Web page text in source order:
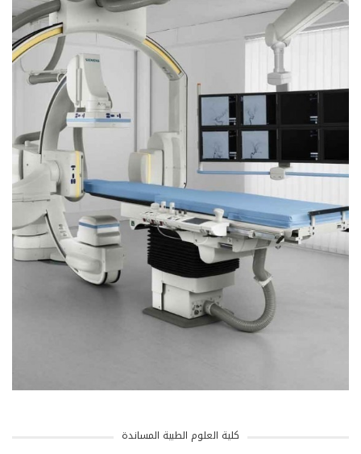
كلية العلوم الطبية المساندة